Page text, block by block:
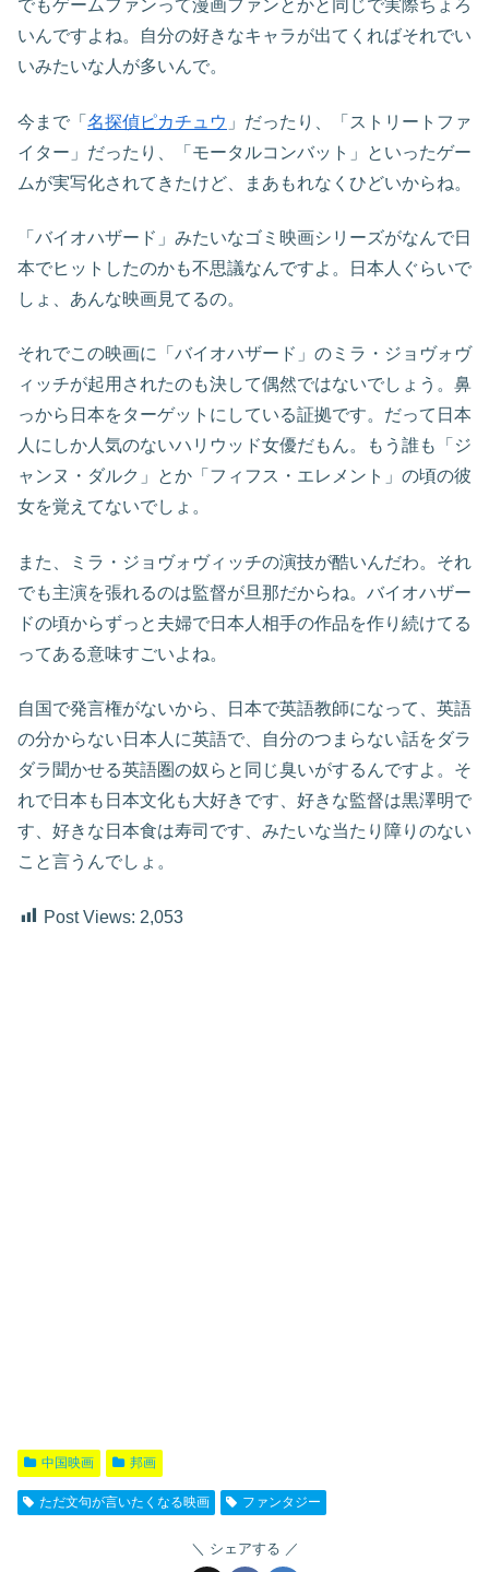
でもゲームファンって漫画ファンとかと同じで実際ちょろ
いんですよね。自分の好きなキャラが出てくればそれでい
いみたいな人が多いんで。
今まで「 名探偵ピカチュウ 」だったり、「ストリートファ
イター」だったり、「モータルコンバット」といったゲー
ムが実写化されてきたけど、まあもれなくひどいからね。
「バイオハザード」みたいなゴミ映画シリーズがなんで日
本でヒットしたのかも不思議なんですよ。日本人ぐらいで
しょ、あんな映画見てるの。
それでこの映画に「バイオハザード」のミラ・ジョヴォヴ
ィッチが起用されたのも決して偶然ではないでしょう。鼻
っから日本をターゲットにしている証拠です。だって日本
人にしか人気のないハリウッド女優だもん。もう誰も「ジ
ャンヌ・ダルク」とか「フィフス・エレメント」の頃の彼
女を覚えてないでしょ。
また、ミラ・ジョヴォヴィッチの演技が酷いんだわ。それ
でも主演を張れるのは監督が旦那だからね。バイオハザー
ドの頃からずっと夫婦で日本人相手の作品を作り続けてる
ってある意味すごいよね。
自国で発言権がないから、日本で英語教師になって、英語
の分からない日本人に英語で、自分のつまらない話をダラ
ダラ聞かせる英語圏の奴らと同じ臭いがするんですよ。そ
れで日本も日本文化も大好きです、好きな監督は黒澤明で
す、好きな日本食は寿司です、みたいな当たり障りのない
こと言うんでしょ。
Post Views: 2,053
中国映画 邦画
ただ文句が言いたくなる映画 ファンタジー
シェアする